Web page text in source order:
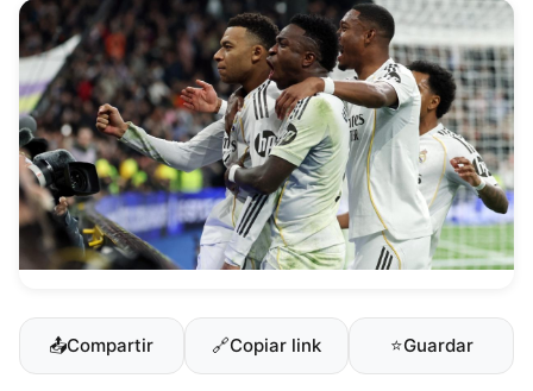
📤Compartir 🔗Copiar link ⭐Guardar